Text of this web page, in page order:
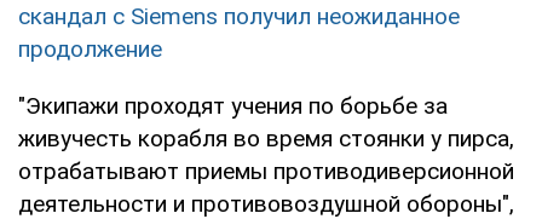
скандал с Siemens получил неожиданное
продолжение
"Экипажи проходят учения по борьбе за
живучесть корабля во время стоянки у пирса,
отрабатывают приемы противодиверсионной
деятельности и противовоздушной обороны",